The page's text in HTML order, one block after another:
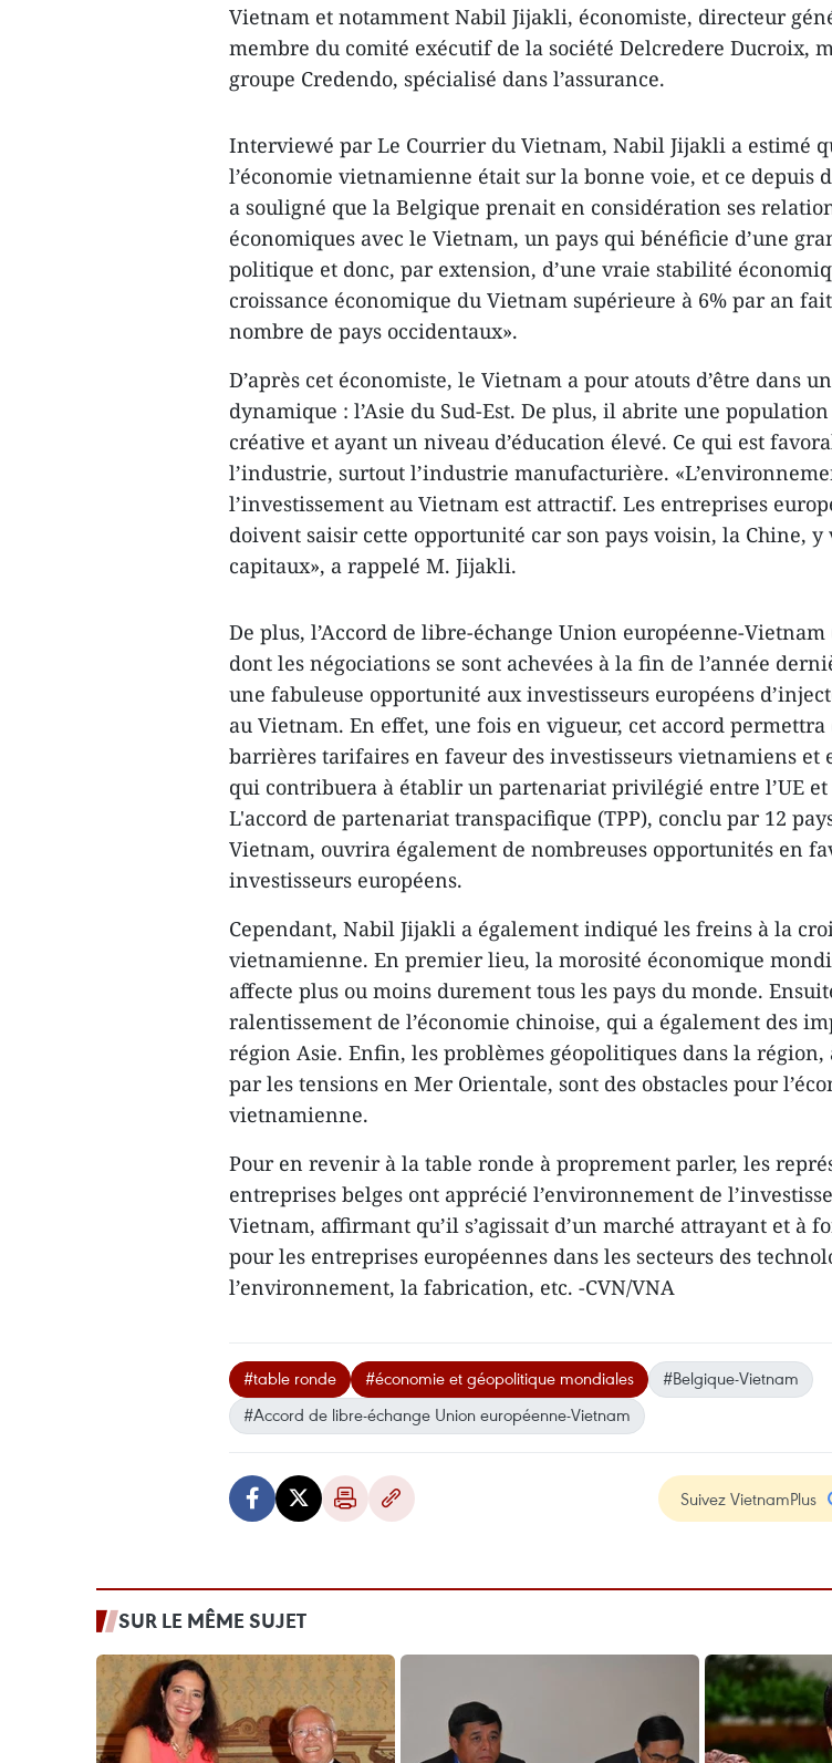
Vietnam et notamment Nabil Jijakli, économiste, directeur
membre du comité exécutif de la société Delcredere Ducroix,
groupe Credendo, spécialisé dans l’assurance.
Interviewé par Le Courrier du Vietnam, Nabil Jijakli a estimé
l’économie vietnamienne était sur la bonne voie, et ce depuis
a souligné que la Belgique prenait en considération ses
économiques avec le Vietnam, un pays qui bénéficie d’une
politique et donc, par extension, d’une vraie stabilité
croissance économique du Vietnam supérieure à 6% par an
nombre de pays occidentaux».
D’après cet économiste, le Vietnam a pour atouts d’être dans
dynamique : l’Asie du Sud-Est. De plus, il abrite une
créative et ayant un niveau d’éducation élevé. Ce qui est
l’industrie, surtout l’industrie manufacturière.
l’investissement au Vietnam est attractif. Les entreprises
doivent saisir cette opportunité car son pays voisin, la Chine, y
capitaux», a rappelé M. Jijakli.
De plus, l’Accord de libre-échange Union européenne-Vietnam
dont les négociations se sont achevées à la fin de l’année
une fabuleuse opportunité aux investisseurs européens
au Vietnam. En effet, une fois en vigueur, cet accord
barrières tarifaires en faveur des investisseurs vietnamiens et
qui contribuera à établir un partenariat privilégié entre l’UE
L'accord de partenariat transpacifique (TPP), conclu par 12
Vietnam, ouvrira également de nombreuses opportunités en
investisseurs européens.
Cependant, Nabil Jijakli a également indiqué les freins à la
vietnamienne. En premier lieu, la morosité économique
affecte plus ou moins durement tous les pays du monde.
ralentissement de l’économie chinoise, qui a également des
région Asie. Enfin, les problèmes géopolitiques dans la région,
par les tensions en Mer Orientale, sont des obstacles pour
vietnamienne.
Pour en revenir à la table ronde à proprement parler, les
entreprises belges ont apprécié l’environnement de
Vietnam, affirmant qu’il s’agissait d’un marché attrayant et à
pour les entreprises européennes dans les secteurs des
l’environnement, la fabrication, etc. -CV​N/VNA
#table ronde #économie et géopolitique mondiales
#Belgique-Vietnam
#Accord de libre-échange Union européenne-Vietnam
Suivez VietnamPlus
SUR LE MÊME SUJET